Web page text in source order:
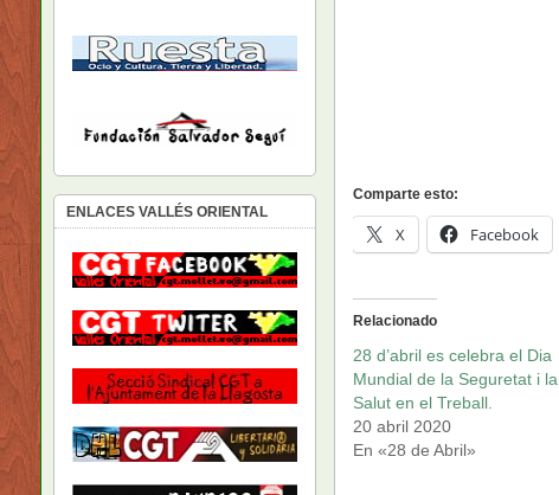
Comparte esto:
X Facebook
Relacionado
28 d’abril es celebra el Dia
Mundial de la Seguretat i la
Salut en el Treball.
20 abril 2020
En «28 de Abril»
ENLACES VALLÉS ORIENTAL